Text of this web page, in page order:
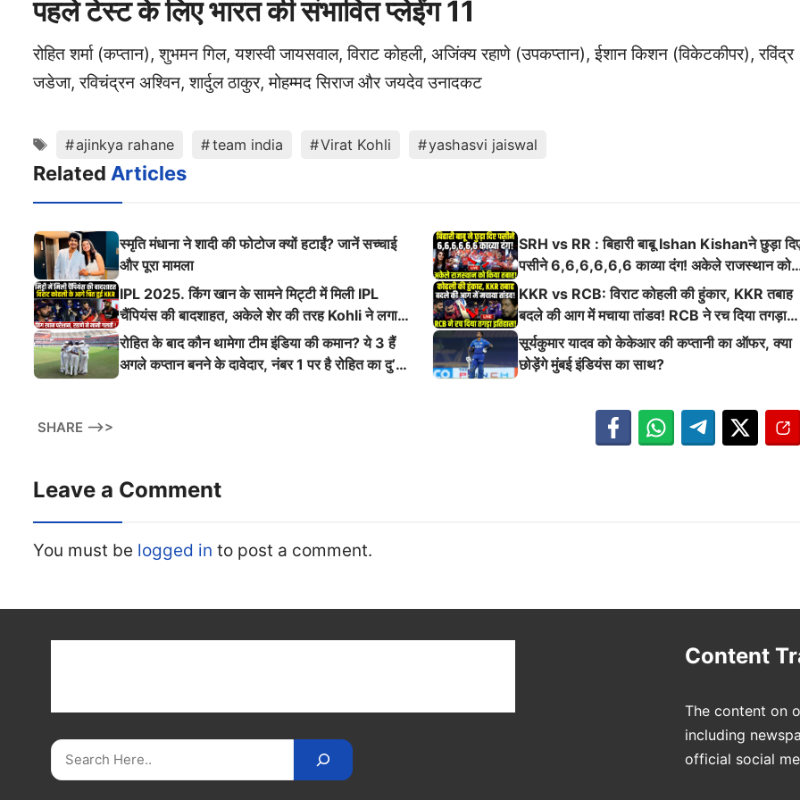
पहले टेस्ट के लिए भारत की संभावित प्लेईंग 11
रोहित शर्मा (कप्तान), शुभमन गिल, यशस्वी जायसवाल, विराट कोहली, अजिंक्य रहाणे (उपकप्तान), ईशान किशन (विकेटकीपर), रविंद्र
जडेजा, रविचंद्रन अश्विन, शार्दुल ठाकुर, मोहम्मद सिराज और जयदेव उनादकट
Tagsajinkya rahane team india Virat Kohli yashasvi jaiswal
Related Articles
स्मृति मंधाना ने शादी की फोटोज क्यों हटाईं? जानें सच्चाई
और पूरा मामला
SRH vs RR : बिहारी बाबू Ishan Kishanने छुड़ा
पसीने 6,6,6,6,6,6 काव्या दंग! अकेले राजस्थान को
किया तबाह!
IPL 2025. किंग खान के सामने मिट्टी में मिली IPL
चैंपियंस की बादशाहत, अकेले शेर की तरह Kohli ने लगाई
ऐसी दहाड़
KKR vs RCB: विराट कोहली की हुंकार, KKR तबाह
बदले की आग में मचाया तांडव! RCB ने रच दिया तगड़ा
इतिहास
रोहित के बाद कौन थामेगा टीम इंडिया की कमान? ये 3 हैं
अगले कप्तान बनने के दावेदार, नंबर 1 पर है रोहित का दु’
सूर्यकुमार यादव को केकेआर की कप्तानी का ऑफर, क्या
छोड़ेंगे मुंबई इंडियंस का साथ?
SHARE -->>
Leave a Comment
You must be logged in to post a comment.
Search
Content
The content on
including
official social